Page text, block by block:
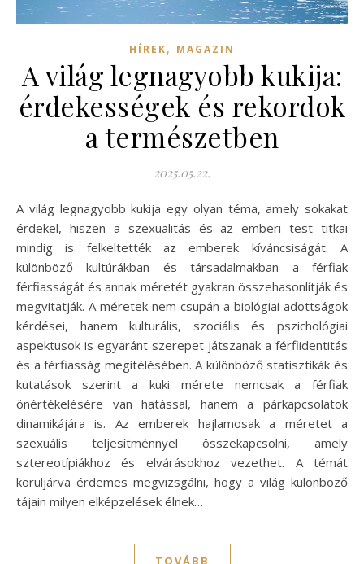
HÍREK, MAGAZIN
A világ legnagyobb kukija:
érdekességek és rekordok
a természetben
2025.05.22.
A világ legnagyobb kukija egy olyan téma, amely sokakat
érdekel, hiszen a szexualitás és az emberi test titkai
mindig is felkeltették az emberek kíváncsiságát. A
különböző kultúrákban és társadalmakban a férfiak
férfiasságát és annak méretét gyakran összehasonlítják és
megvitatják. A méretek nem csupán a biológiai adottságok
kérdései, hanem kulturális, szociális és pszichológiai
aspektusok is egyaránt szerepet játszanak a férfiidentitás
és a férfiasság megítélésében. A különböző statisztikák és
kutatások szerint a kuki mérete nemcsak a férfiak
önértékelésére van hatással, hanem a párkapcsolatok
dinamikájára is. Az emberek hajlamosak a méretet a
szexuális teljesítménnyel összekapcsolni, amely
sztereotípiákhoz és elvárásokhoz vezethet. A témát
körüljárva érdemes megvizsgálni, hogy a világ különböző
tájain milyen elképzelések élnek…
TOVÁBB